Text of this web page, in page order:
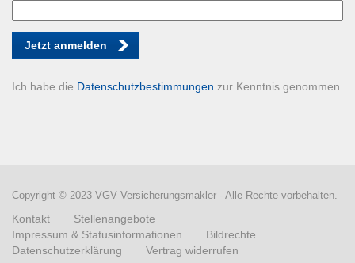
Jetzt anmelden
Ich habe die Datenschutzbestimmungen zur Kenntnis genommen.
Copyright © 2023 VGV Versicherungsmakler - Alle Rechte vorbehalten.
Kontakt
Stellenangebote
Impressum & Statusinformationen
Bildrechte
Datenschutzerklärung
Vertrag widerrufen